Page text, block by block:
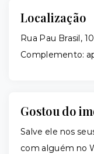
Localização
Rua Pau Brasil,
Complemento:
Gostou do
Salve ele nos
com alguém no